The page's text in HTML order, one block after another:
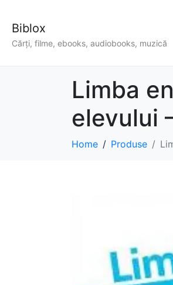
Biblox
Cărți, filme, ebooks, audiobooks, muzică
Limba
elevului
Home Produse